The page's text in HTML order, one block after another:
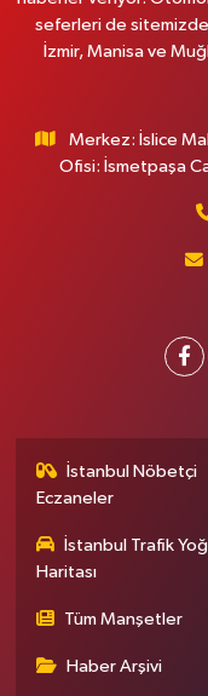
seferleri de sitemizde.
İzmir, Manisa ve
Merkez: İslice
Ofisi: İsmetpaşa
İstanbul Nöbetçi
Eczaneler
İstanbul Trafik
Haritası
Tüm Manşetler
Haber Arşivi